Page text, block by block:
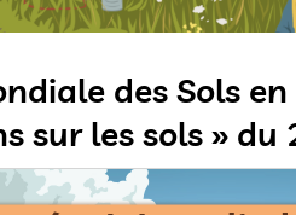
des Sols
sur les sols »